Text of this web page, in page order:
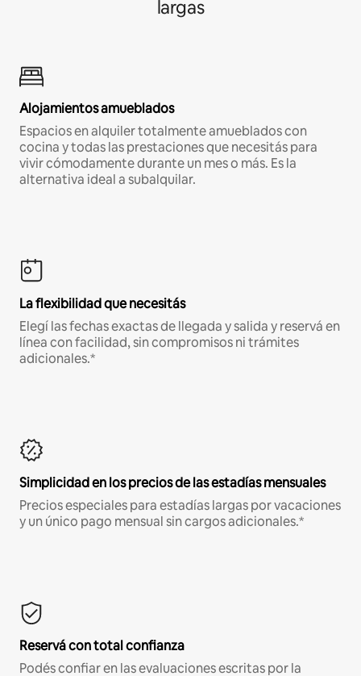
largas
Alojamientos amueblados
Espacios en alquiler totalmente amueblados con
cocina y todas las prestaciones que necesitás para
vivir cómodamente durante un mes o más. Es la
alternativa ideal a subalquilar.
La flexibilidad que necesitás
Elegí las fechas exactas de llegada y salida y reservá en
línea con facilidad, sin compromisos ni trámites
adicionales.*
Simplicidad en los precios de las estadías mensuales
Precios especiales para estadías largas por vacaciones
y un único pago mensual sin cargos adicionales.*
Reservá con total confianza
Podés confiar en las evaluaciones escritas por la